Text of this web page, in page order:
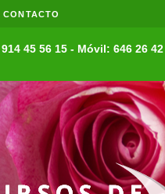
CONTACTO
914 45 56 15 - Móvil: 646 26